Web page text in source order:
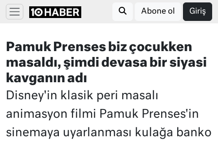
Abone ol Giriş
Pamuk Prenses biz çocukken
masaldı, şimdi devasa bir siyasi
kavganın adı
Disney'in klasik peri masalı
animasyon filmi Pamuk Prenses'in
sinemaya uyarlanması kulağa banko